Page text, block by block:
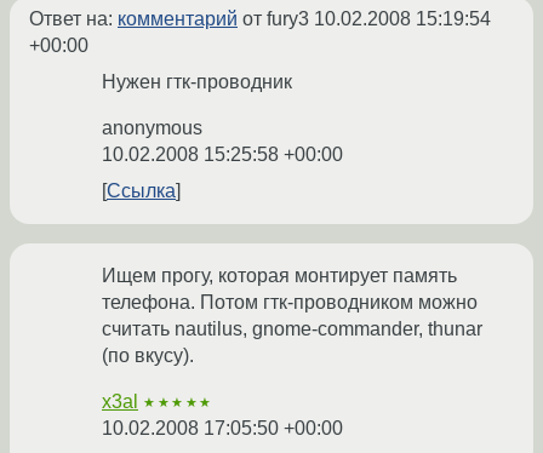
Ответ на: комментарий от fury3 10.02.2008 15:19:54
+00:00
Нужен гтк-проводник
anonymous
10.02.2008 15:25:58 +00:00
Ссылка
Ищем прогу, которая монтирует память
телефона. Потом гтк-проводником можно
считать nautilus, gnome-commander, thunar
(по вкусу).
x3al ★★★★★
10.02.2008 17:05:50 +00:00